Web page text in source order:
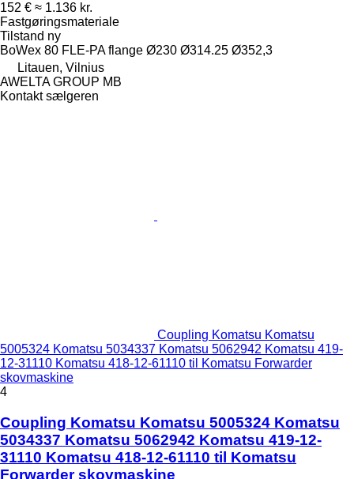
152 € ≈ 1.136 kr.
Fastgøringsmateriale
Tilstand ny
BoWex 80 FLE-PA flange Ø230 Ø314.25 Ø352,3
Litauen, Vilnius
AWELTA GROUP MB
Kontakt sælgeren
Coupling Komatsu Komatsu
5005324 Komatsu 5034337 Komatsu 5062942 Komatsu 419-
12-31110 Komatsu 418-12-61110 til Komatsu Forwarder
skovmaskine
4
Coupling Komatsu Komatsu 5005324 Komatsu
5034337 Komatsu 5062942 Komatsu 419-12-
31110 Komatsu 418-12-61110 til Komatsu
Forwarder skovmaskine